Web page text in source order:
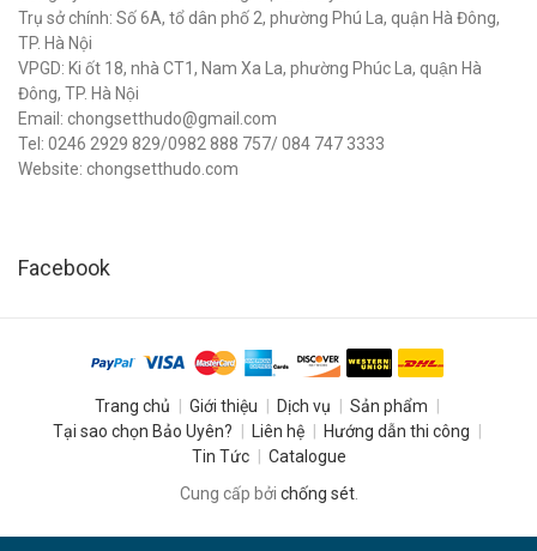
Trụ sở chính: Số 6A, tổ dân phố 2, phường Phú La, quận Hà Đông,
TP. Hà Nội
VPGD: Ki ốt 18, nhà CT1, Nam Xa La, phường Phúc La, quận Hà
Đông, TP. Hà Nội
Email: chongsetthudo@gmail.com
Tel: 0246 2929 829/0982 888 757/ 084 747 3333
Website: chongsetthudo.com
Facebook
Trang chủ Giới thiệu Dịch vụ
Sản phẩm
Tại sao chọn Bảo Uyên?
Liên hệ
Hướng dẫn thi công
Tin Tức
Catalogue
Cung cấp bởi chống sét.